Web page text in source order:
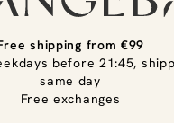
shipping from €99
before 21:45,
same day
Free exchanges